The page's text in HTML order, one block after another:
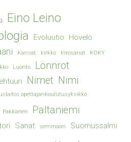
Eino Leino
Evoluutio
Hövelö
Kansat kirkko Kirosanat KOKY
Luonto Lönnrot
Nimet Nimi
opettajankoulutusyksikkö
Pakkanen Paltaniemi
Sanat seminaari Suomussalmi